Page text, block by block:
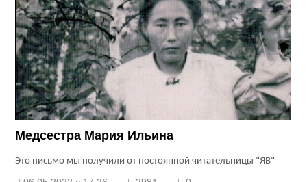
Медсестра Мария Ильина
Это письмо мы получили от постоянной читательницы "ЯВ"